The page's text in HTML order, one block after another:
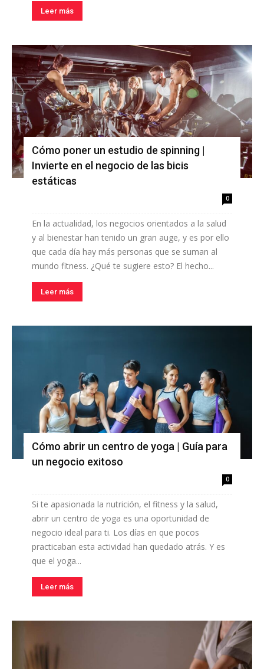
Leer más
Cómo poner un estudio de spinning |
Invierte en el negocio de las bicis
estáticas
0
En la actualidad, los negocios orientados a la salud
y al bienestar han tenido un gran auge, y es por ello
que cada día hay más personas que se suman al
mundo fitness. ¿Qué te sugiere esto? El hecho...
Leer más
Cómo abrir un centro de yoga | Guía para
un negocio exitoso
0
Si te apasionada la nutrición, el fitness y la salud,
abrir un centro de yoga es una oportunidad de
negocio ideal para ti. Los días en que pocos
practicaban esta actividad han quedado atrás. Y es
que el yoga...
Leer más